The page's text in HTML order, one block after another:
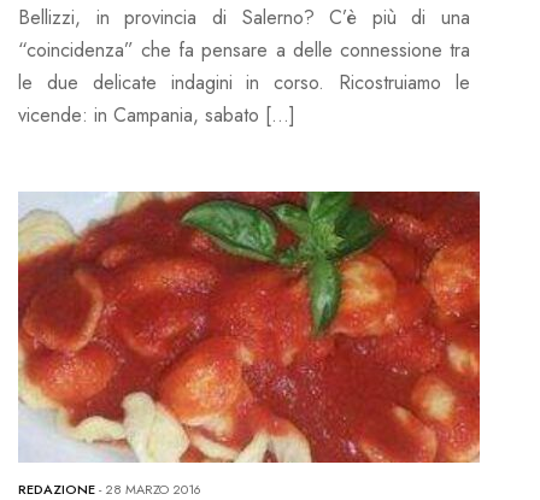
Bellizzi, in provincia di Salerno? C’è più di una
“coincidenza” che fa pensare a delle connessione tra
le due delicate indagini in corso. Ricostruiamo le
vicende: in Campania, sabato […]
REDAZIONE-28 MARZO 2016